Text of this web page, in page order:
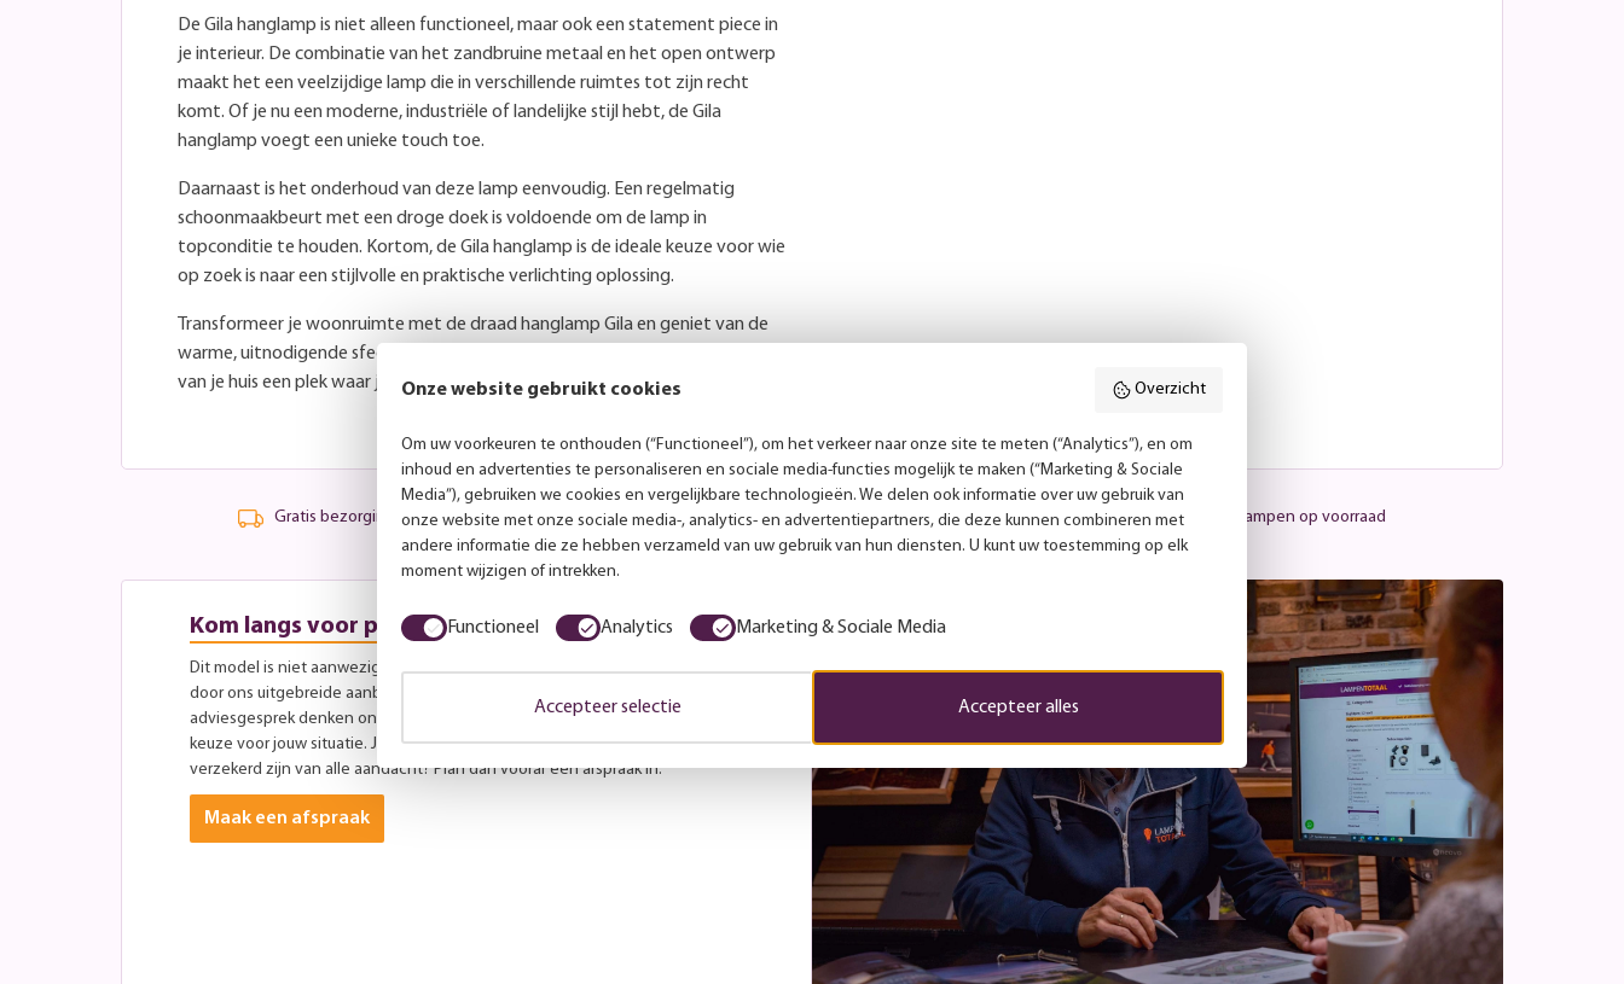
De Gila hanglamp is niet alleen functioneel, maar ook een statement piece in
je interieur. De combinatie van het zandbruine metaal en het open ontwerp
maakt het een veelzijdige lamp die in verschillende ruimtes tot zijn recht
komt. Of je nu een moderne, industriële of landelijke stijl hebt, de Gila
hanglamp voegt een unieke touch toe.
Daarnaast is het onderhoud van deze lamp eenvoudig. Een regelmatig
schoonmaakbeurt met een droge doek is voldoende om de lamp in
topconditie te houden. Kortom, de Gila hanglamp is de ideale keuze voor wie
op zoek is naar een stijlvolle en praktische verlichting oplossing.
Transformeer je woonruimte met de draad hanglamp Gila en geniet van de
warme, uitnodigende sfeer die deze lamp creëert. Laat je inspireren en maak
van je huis een plek waar je je thuis voelt.
Gratis bezorging vanaf 99,- Persoonlijk advies Meer dan 25.000 lampen op voorraad
Kom langs voor persoonlijk advies
Dit model is niet aanwezig in onze showroom, maar laat je gerust inspireren
door ons uitgebreide aanbod aan andere modellen. Tijdens een vrijblijvend
adviesgesprek denken onze specialisten graag met je mee over de beste
keuze voor jouw situatie. Je bent altijd welkom tijdens openingstijden. Wil je
verzekerd zijn van alle aandacht? Plan dan vooraf een afspraak in.
Maak een afspraak
Onze website gebruikt cookies Overzicht
Om uw voorkeuren te onthouden (“Functioneel”), om het verkeer naar onze site te meten (“Analytics”), en om
inhoud en advertenties te personaliseren en sociale media-functies mogelijk te maken (“Marketing & Sociale
Media”), gebruiken we cookies en vergelijkbare technologieën. We delen ook informatie over uw gebruik van
onze website met onze sociale media-, analytics- en advertentiepartners, die deze kunnen combineren met
andere informatie die ze hebben verzameld van uw gebruik van hun diensten. U kunt uw toestemming op elk
moment wijzigen of intrekken.
Functioneel Analytics Marketing & Sociale Media
Accepteer selectie Accepteer alles